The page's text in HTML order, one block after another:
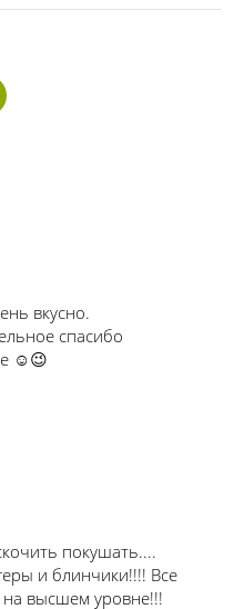
вкусно.
спасибо
☺️😉
покушать....
и блинчики!!!! Все
высшем уровне!!!